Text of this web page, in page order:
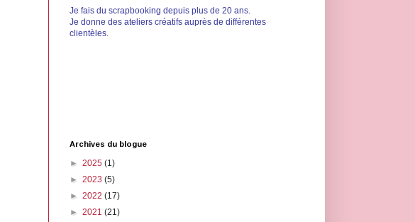
Je fais du scrapbooking depuis plus de 20 ans.
Je donne des ateliers créatifs auprès de différentes
clientèles.
Archives du blogue
► 2025 (1)
► 2023 (5)
► 2022 (17)
► 2021 (21)